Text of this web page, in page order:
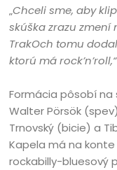
„Chceli sme, aby
skúška zrazu zmení
TrakOch tomu
ktorú má rock’n’roll,“
Formácia pôsobí na
Walter Pörsök
Trnovský (bicie) a
Kapela má na
rockabilly-bluesový